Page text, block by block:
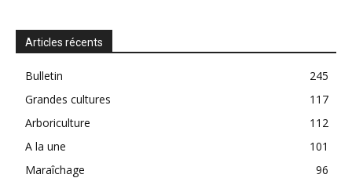
Articles récents
Bulletin
245
Grandes cultures
117
Arboriculture
112
A la une
101
Maraîchage
96